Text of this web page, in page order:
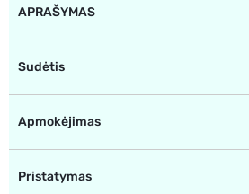
APRAŠYMAS
Sudėtis
Apmokėjimas
Pristatymas